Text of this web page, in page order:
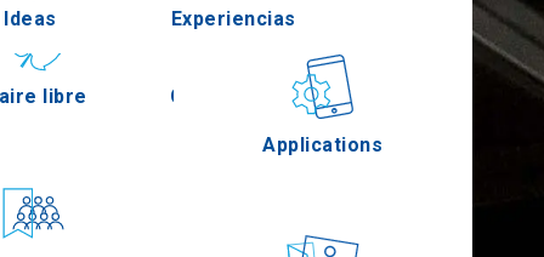
libre Gastronomía
Applications
Ideas Experiencias